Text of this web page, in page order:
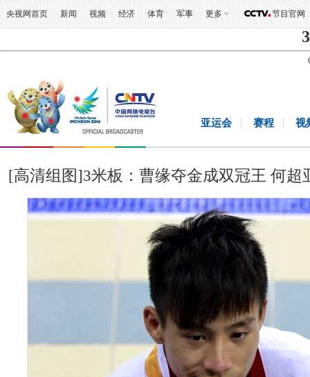
央视网首页 新闻 视频 经济 体育 军事 更多 节目官网
亚运会 赛程 视
[高清组图]3米板：曹缘夺金成双冠王 何超